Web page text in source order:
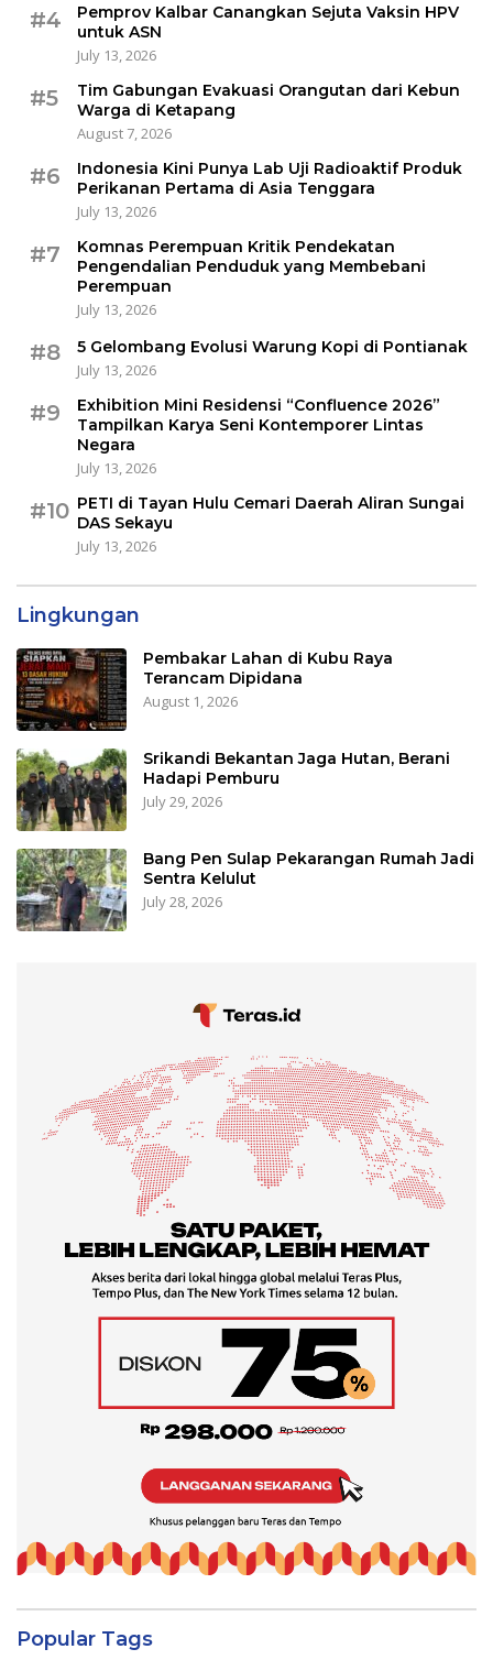
#4
Pemprov Kalbar Canangkan Sejuta Vaksin HPV
untuk ASN
July 13, 2026
#5
Tim Gabungan Evakuasi Orangutan dari Kebun
Warga di Ketapang
August 7, 2026
#6
Indonesia Kini Punya Lab Uji Radioaktif Produk
Perikanan Pertama di Asia Tenggara
July 13, 2026
#7
Komnas Perempuan Kritik Pendekatan
Pengendalian Penduduk yang Membebani
Perempuan
July 13, 2026
#8
5 Gelombang Evolusi Warung Kopi di Pontianak
July 13, 2026
#9
Exhibition Mini Residensi “Confluence 2026”
Tampilkan Karya Seni Kontemporer Lintas
Negara
July 13, 2026
#10 PETI di Tayan Hulu Cemari Daerah Aliran Sungai
DAS Sekayu
July 13, 2026
Lingkungan
Pembakar Lahan di Kubu Raya
Terancam Dipidana
August 1, 2026
Srikandi Bekantan Jaga Hutan, Berani
Hadapi Pemburu
July 29, 2026
Bang Pen Sulap Pekarangan Rumah Jadi
Sentra Kelulut
July 28, 2026
Popular Tags